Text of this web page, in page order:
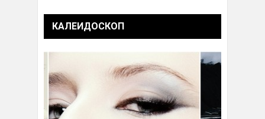
КАЛЕИДОСКОП